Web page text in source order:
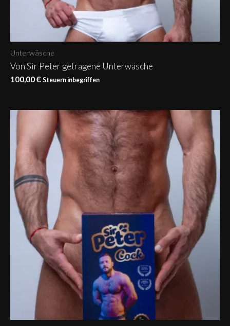
Unterwäsche
Von Sir Peter getragene Unterwäsche
100,00€ Steuern inbegriffen